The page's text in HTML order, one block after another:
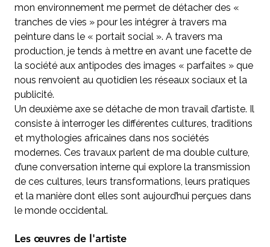
mon environnement me permet de détacher des «
tranches de vies » pour les intégrer à travers ma
peinture dans le « portait social ». A travers ma
production, je tends à mettre en avant une facette de
la société aux antipodes des images « parfaites » que
nous renvoient au quotidien les réseaux sociaux et la
publicité.
Un deuxième axe se détache de mon travail d’artiste. Il
consiste à interroger les différentes cultures, traditions
et mythologies africaines dans nos sociétés
modernes. Ces travaux parlent de ma double culture,
d’une conversation interne qui explore la transmission
de ces cultures, leurs transformations, leurs pratiques
et la manière dont elles sont aujourd’hui perçues dans
le monde occidental.
Les œuvres de l'artiste